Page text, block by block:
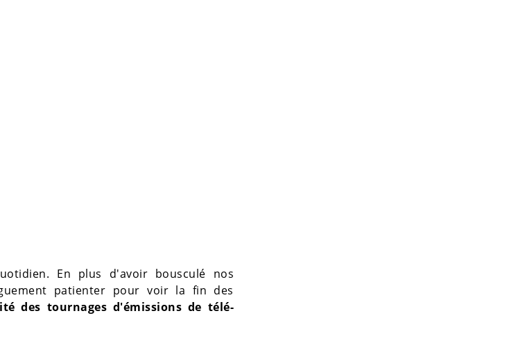
En plus d'avoir bousculé nos
patienter pour voir la fin des
des tournages d'émissions de télé-